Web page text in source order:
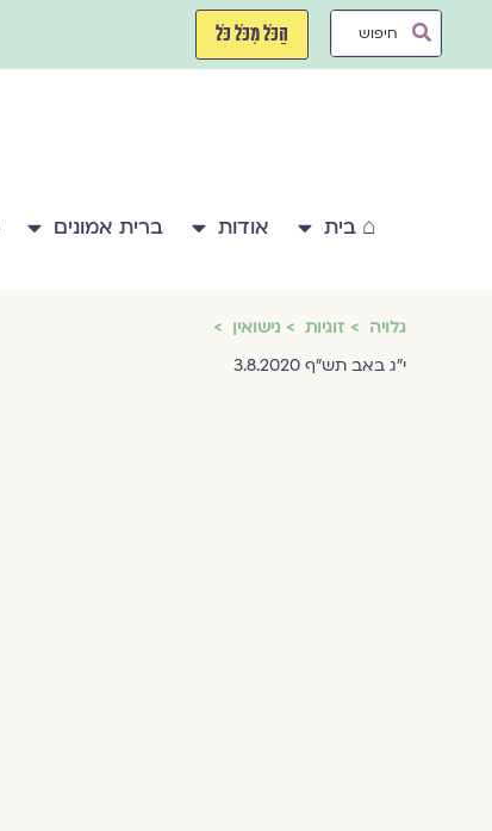
Search
הַכֹּל מִכֹּל כֹּל
⌂ בית אודות ברית אמונים
גלויה זוגיות
נישואין
י"ג באב תש"ף 3.8.2020